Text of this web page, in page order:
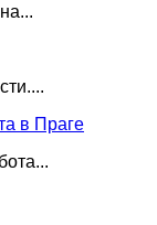
в Праге